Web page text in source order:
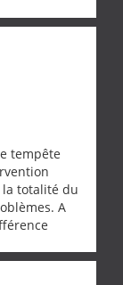
tempête
la totalité du
A